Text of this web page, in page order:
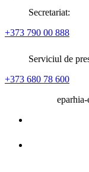
Secretariat:
+373 790 00 888
Serviciul de
+373 680 78 600